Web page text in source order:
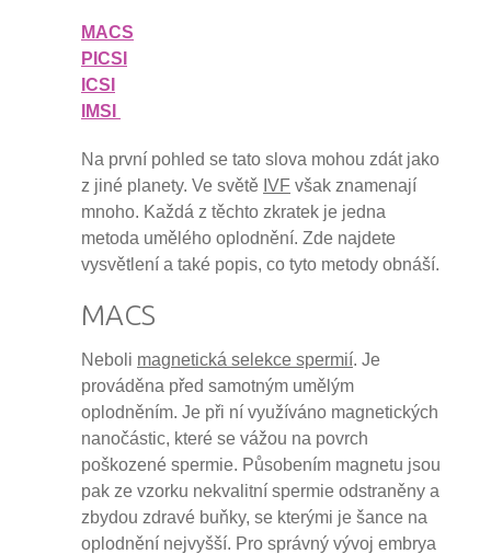
MACS
PICSI
ICSI
IMSI
Na první pohled se tato slova mohou zdát jako
z jiné planety. Ve světě IVF však znamenají
mnoho. Každá z těchto zkratek je jedna
metoda umělého oplodnění. Zde najdete
vysvětlení a také popis, co tyto metody obnáší.
MACS
Neboli magnetická selekce spermií. Je
prováděna před samotným umělým
oplodněním. Je při ní využíváno magnetických
nanočástic, které se vážou na povrch
poškozené spermie. Působením magnetu jsou
pak ze vzorku nekvalitní spermie odstraněny a
zbydou zdravé buňky, se kterými je šance na
oplodnění nejvyšší. Pro správný vývoj embrya